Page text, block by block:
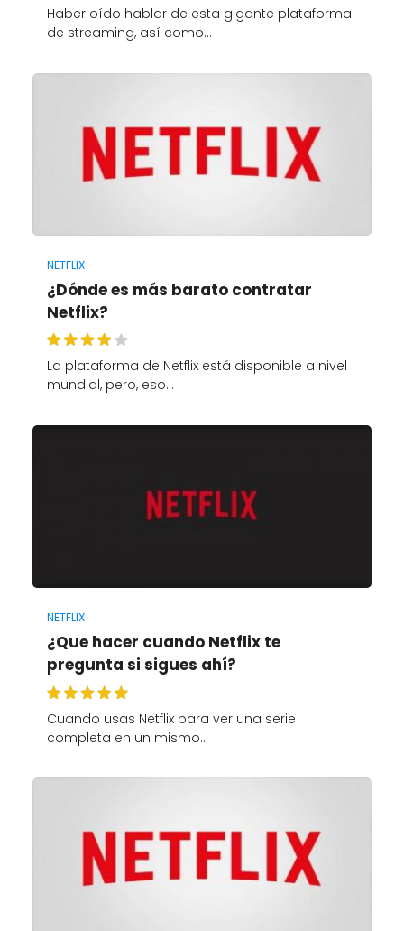
Haber oído hablar de esta gigante plataforma
de streaming, así como…
NETFLIX
¿Dónde es más barato contratar
Netflix?
La plataforma de Netflix está disponible a nivel
mundial, pero, eso…
NETFLIX
¿Que hacer cuando Netflix te
pregunta si sigues ahí?
Cuando usas Netflix para ver una serie
completa en un mismo…